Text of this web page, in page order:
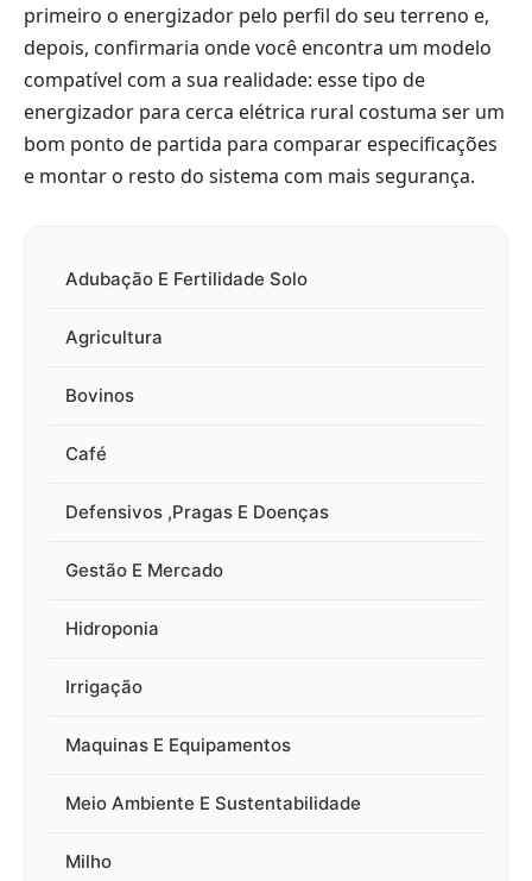
primeiro o energizador pelo perfil do seu terreno e,
depois, confirmaria onde você encontra um modelo
compatível com a sua realidade: esse tipo de
energizador para cerca elétrica rural costuma ser um
bom ponto de partida para comparar especificações
e montar o resto do sistema com mais segurança.
Adubação E Fertilidade Solo
Agricultura
Bovinos
Café
Defensivos ,Pragas E Doenças
Gestão E Mercado
Hidroponia
Irrigação
Maquinas E Equipamentos
Meio Ambiente E Sustentabilidade
Milho